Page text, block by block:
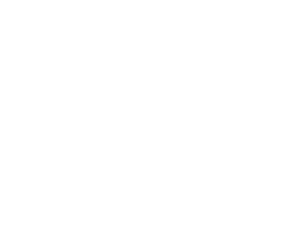
Akkreditiv kennen und wie Du sie im
in der Durchführung des dokumentären
über Zahlungsbedingungen und
Inkasso kannst Du sicher navigieren.
Wissen zu vermitteln und damit